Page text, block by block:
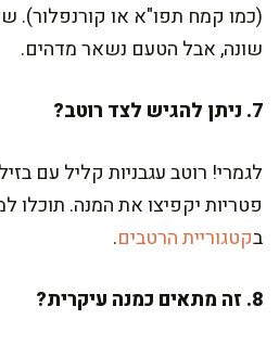
(כמו קמח תפו"א או קורנפלור).
שונה, אבל הטעם נשאר מדהים.
7. ניתן להגיש לצד רוטב?
לגמרי! רוטב עגבניות קליל עם
פטריות יקפיצו את המנה. תוכלו
בקטגוריית הרטבים.
8. זה מתאים כמנה עיקרית?